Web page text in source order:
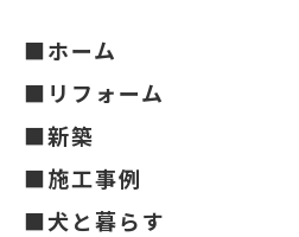
■ホーム
■リフォーム
■新築
■施工事例
■犬と暮らす